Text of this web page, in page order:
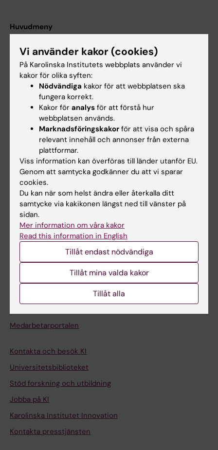
Huvudmeny
Forskarutbildning
Forskning
Kalender
Student
Ladok
Canvas
Schema
Studentmejlen
Kurs- och programwebbar
Medarbetarportalen
Kontakta och besök KI
Universitetsbiblioteket
Stöd forskning och utbildning
Jobba på KI
Karolinska Institutet Innovation
Kontakta presstjänsten
Vi använder kakor (cookies)
På Karolinska Institutets webbplats använder vi
kakor för olika syften:
Nödvändiga kakor för att webbplatsen ska
fungera korrekt.
Kakor för analys för att förstå hur
webbplatsen används.
Marknadsföringskakor för att visa och spåra
relevant innehåll och annonser från externa
plattformar.
Viss information kan överföras till länder utanför EU.
Genom att samtycka godkänner du att vi sparar
cookies.
Du kan när som helst ändra eller återkalla ditt
samtycke via kakikonen längst ned till vänster på
sidan.
Mer information om våra kakor
Read this information in English
Tillåt endast nödvändiga
Tillåt mina valda kakor
Tillåt alla